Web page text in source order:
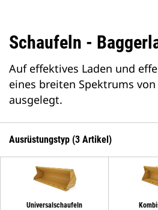
Schaufeln -
Auf effektives Laden und
eines breiten Spektrums
ausgelegt.
Ausrüstungstyp (3 Artikel)
Universalschaufeln